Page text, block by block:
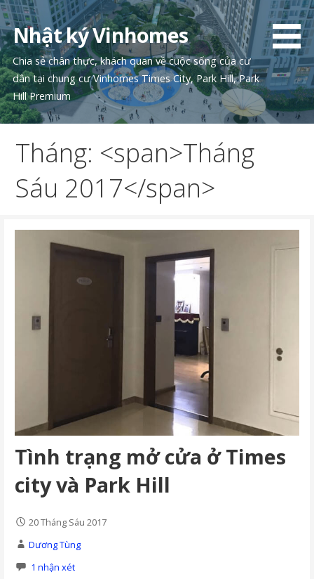
Chuyển
tới
phần
nội
dung
Nhật ký Vinhomes
Chia sẻ chân thực, khách quan về cuộc sống của cư
dân tại chung cư Vinhomes Times City, Park Hill, Park
Hill Premium
Tháng: <span>Tháng
Sáu 2017</span>
Tình trạng mở cửa ở Times
city và Park Hill
20 Tháng Sáu 2017
Dương Tùng
1 nhận xét